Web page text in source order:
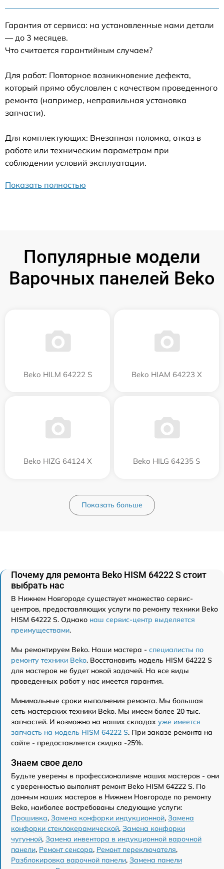
Гарантия от сервиса: на установленные нами детали
— до 3 месяцев.
Что считается гарантийным случаем?
Для работ: Повторное возникновение дефекта,
который прямо обусловлен с качеством проведенного
ремонта (например, неправильная установка
запчасти).
Для комплектующих: Внезапная поломка, отказ в
работе или техническим параметрам при
соблюдении условий эксплуатации.
Показать полностью
Популярные модели
Варочных панелей Beko
Beko HILM 64222 S Beko HIAM 64223 X
Beko HIZG 64124 X Beko HILG 64235 S
Показать больше
Почему для ремонта Beko HISM 64222 S стоит
выбрать нас
В Нижнем Новгороде существует множество сервис-
центров, предоставляющих услуги по ремонту техники Beko
HISM 64222 S. Однако наш сервис-центр выделяется
преимуществами.
Мы ремонтируем Beko. Наши мастера - специалисты по
ремонту техники Beko. Восстановить модель HISM 64222 S
для мастеров не будет новой задачей. На все виды
проведенных работ у нас имеется гарантия.
Минимальные сроки выполнения ремонта. Мы большая
сеть мастерских техники Beko. Мы имеем более 20 тыс.
запчастей. И возможно на наших складах уже имеется
запчасть на модель HISM 64222 S. При заказе ремонта на
сайте - предоставляется скидка -25%.
Знаем свое дело
Будьте уверены в профессионализме наших мастеров - они
с уверенностью выполнят ремонт Beko HISM 64222 S. По
данным наших мастеров в Нижнем Новгороде по ремонту
Beko, наиболее востребованы следующие услуги:
Прошивка, Замена конфорки индукционной, Замена
конфорки стеклокерамической, Замена конфорки
чугунной, Замена инвентора в индукционной варочной
панели, Ремонт сенсора, Ремонт переключателя,
Разблокировка варочной панели, Замена панели